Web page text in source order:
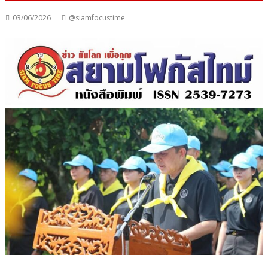
03/06/2026 @siamfocustime